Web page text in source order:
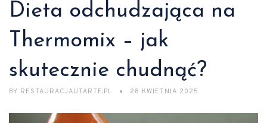
Dieta odchudzająca na
Thermomix – jak
skutecznie chudnąć?
BY RESTAURACJAUTARTE.PL 28 KWIETNIA 2025